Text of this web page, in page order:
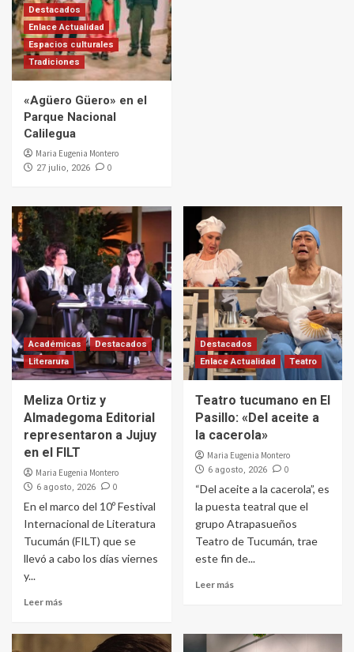
Destacados
Enlace Actualidad
Espacios culturales
Tradiciones
«Agüero Güero» en el
Parque Nacional
Calilegua
Maria Eugenia Montero
27 julio, 2026 0
Académicas
Destacados
Literarura
Meliza Ortiz y
Almadegoma Editorial
representaron a Jujuy
en el FILT
Maria Eugenia Montero
6 agosto, 2026 0
En el marco del 10º Festival
Internacional de Literatura
Tucumán (FILT) que se
llevó a cabo los días viernes
y...
Leer más
Destacados
Enlace Actualidad
Teatro
Teatro tucumano en El
Pasillo: «Del aceite a
la cacerola»
Maria Eugenia Montero
6 agosto, 2026 0
“Del aceite a la cacerola”, es
la puesta teatral que el
grupo Atrapasueños
Teatro de Tucumán, trae
este fin de...
Leer más